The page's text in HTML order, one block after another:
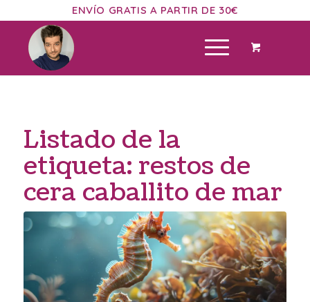
ENVÍO GRATIS A PARTIR DE 30€
Listado de la
etiqueta: restos de
cera caballito de mar